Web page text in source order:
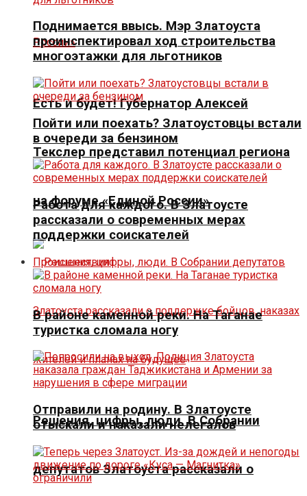
Есть и будет! Губернатор Алексей
Текслер представил потенциал региона
на форуме «Единой России»
Решения, цифры, люди. В Собрании
депутатов Златоуста рассказали о
Поднимается ввысь. Мэр Златоуста
проинспектировал ход строительства
многоэтажки для льготников
Пойти или поехать? Златоустовцы встали
в очереди за бензином
Работа для каждого. В Златоусте
рассказали о современных мерах
поддержки соискателей
Происшествия
В районе каменной реки. На Таганае
туристка сломала ногу
Отправили на родину. В Златоусте
отыскали и наказали нелегалов